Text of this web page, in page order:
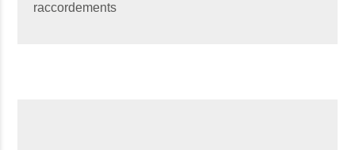
raccordements